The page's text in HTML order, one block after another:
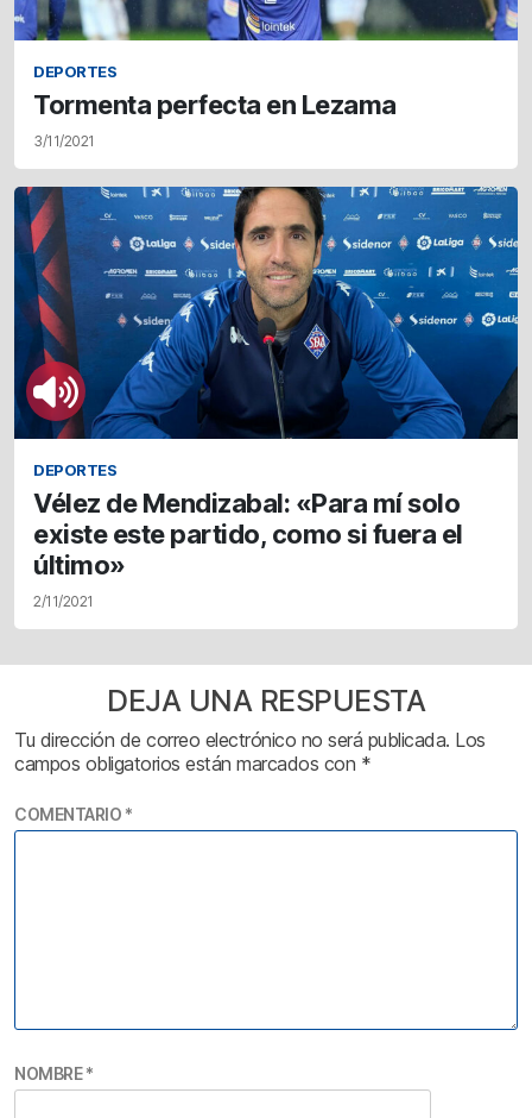
DEPORTES
Tormenta perfecta en Lezama
3/11/2021
DEPORTES
Vélez de Mendizabal: «Para mí solo
existe este partido, como si fuera el
último»
2/11/2021
DEJA UNA RESPUESTA
Tu dirección de correo electrónico no será publicada. Los
campos obligatorios están marcados con *
COMENTARIO *
NOMBRE*